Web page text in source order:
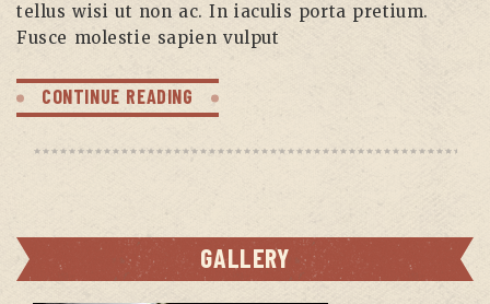
GALLERY
tellus wisi ut non ac. In iaculis porta pretium.
Fusce molestie sapien vulput
CONTINUE READING